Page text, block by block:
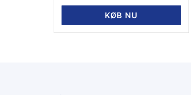
KØB NU